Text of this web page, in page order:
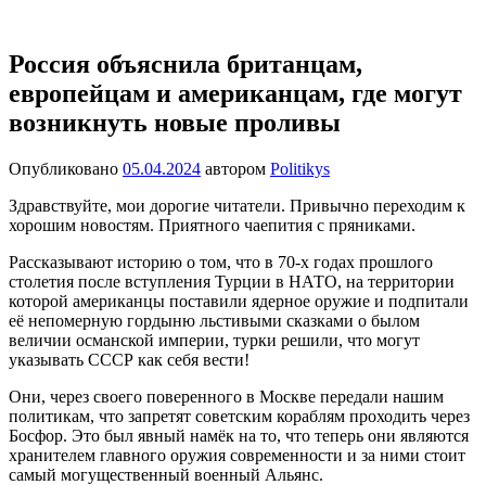
содержимому
один
сайт
на
WordPress
Россия объяснила британцам,
европейцам и американцам, где могут
возникнуть новые проливы
Опубликовано 05.04.2024 автором Politikys
Здравствуйте, мои дорогие читатели. Привычно переходим к
хорошим новостям. Приятного чаепития с пряниками.
Рассказывают историю о том, что в 70-х годах прошлого
столетия после вступления Турции в НАТО, на территории
которой американцы поставили ядерное оружие и подпитали
её непомерную гордыню льстивыми сказками о былом
величии османской империи, турки решили, что могут
указывать СССР как себя вести!
Они, через своего поверенного в Москве передали нашим
политикам, что запретят советским кораблям проходить через
Босфор. Это был явный намёк на то, что теперь они являются
хранителем главного оружия современности и за ними стоит
самый могущественный военный Альянс.